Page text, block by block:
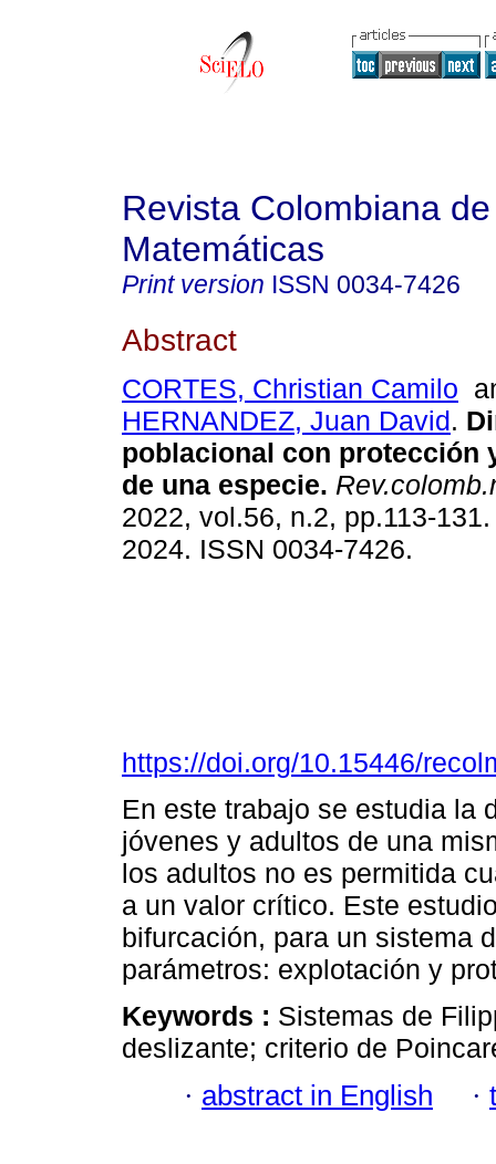
Revista Colombiana de
Matemáticas
Print version ISSN 0034-7426
Abstract
CORTES, Christian Camilo
HERNANDEZ, Juan David.
poblacional con protección
de una especie.
2022, vol.56, n.2, pp.113-
2024. ISSN 0034-7426.
https://doi.org/10.15446/
En este trabajo se estudia la
jóvenes y adultos de una
los adultos no es permitida
a un valor crítico. Este
bifurcación, para un sistema
parámetros: explotación y
Keywords : Sistemas de
deslizante; criterio de
· abstract in English ·